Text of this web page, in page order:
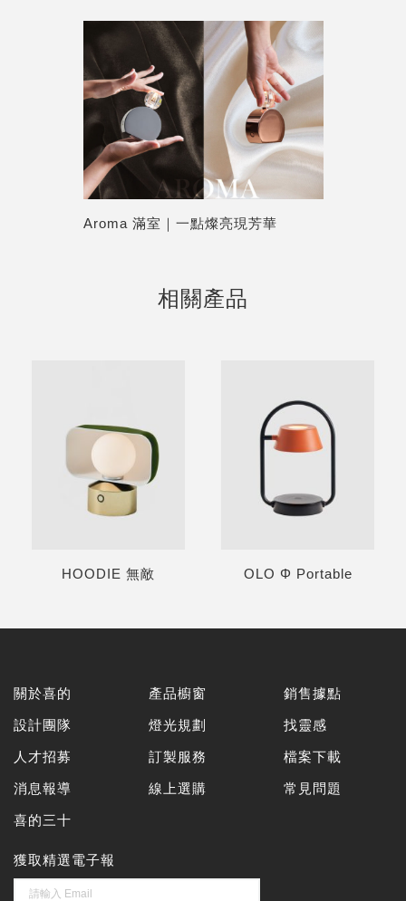
Aroma 滿室｜一點燦亮現芳華
相關產品
HOODIE 無敵 OLO Φ Portable
關於喜的
設計團隊
人才招募
消息報導
喜的三十
產品櫥窗
燈光規劃
訂製服務
線上選購
銷售據點
找靈感
檔案下載
常見問題
獲取精選電子報